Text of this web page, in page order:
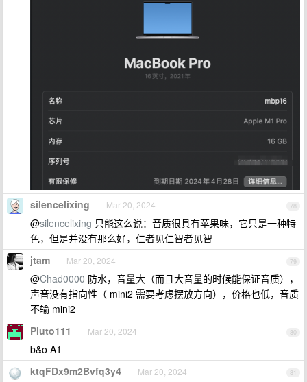
78
silencelixing Mar 20, 2024
@silencelixing 只能这么说：音质很具有苹果味，它只是一种特
色，但是并没有那么好，仁者见仁智者见智
79
jtam Mar 20, 2024
@Chad0000 防水，音量大（而且大音量的时候能保证音质），
声音没有指向性（ mini2 需要考虑摆放方向），价格也低，音质
不输 mini2
80
Pluto111 Mar 20, 2024
b&o A1
81
ktqFDx9m2Bvfq3y4 Mar 20, 2024